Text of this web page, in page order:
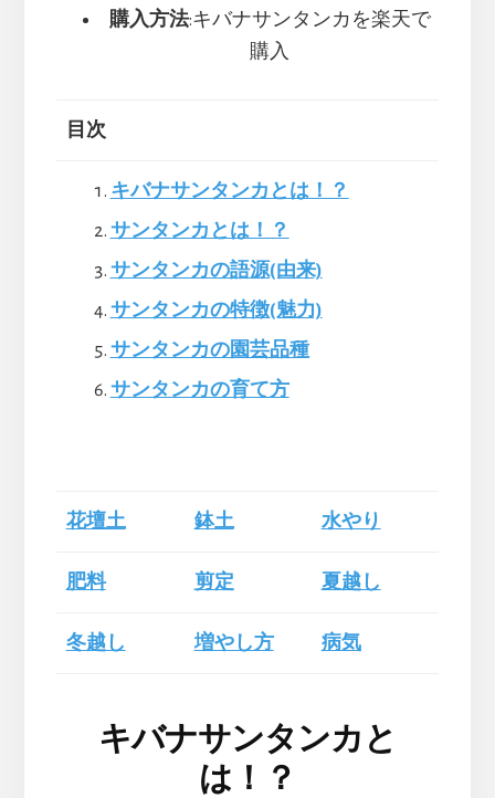
購入方法:キバナサンタンカを楽天で
購入
目次
キバナサンタンカとは！？
サンタンカとは！？
サンタンカの語源(由来)
サンタンカの特徴(魅力)
サンタンカの園芸品種
サンタンカの育て方
花壇土 鉢土 水やり
肥料 剪定 夏越し
冬越し 増やし方 病気
キバナサンタンカと
は！？